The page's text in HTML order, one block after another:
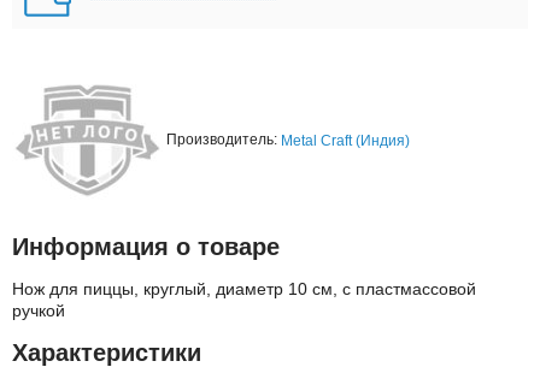
Производитель: Metal Craft (Индия)
Информация о товаре
Нож для пиццы, круглый, диаметр 10 см, с пластмассовой
ручкой
Характеристики